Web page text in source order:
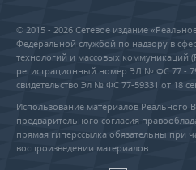
© 2015 - 2026 Сетевое издание
Федеральной службой по надзору в
технологий и массовых коммуникаций
регистрационный номер ЭЛ № ФС 77 -
свидетельство Эл № ФС 77-59331 от 18
Использование материалов Реального
предварительного согласия
прямая гиперссылка обязательны при
воспроизведении материалов.